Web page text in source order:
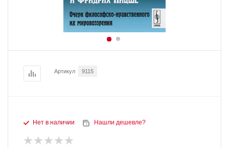
Артикул 9115
Нет в наличии Нашли дешевле?